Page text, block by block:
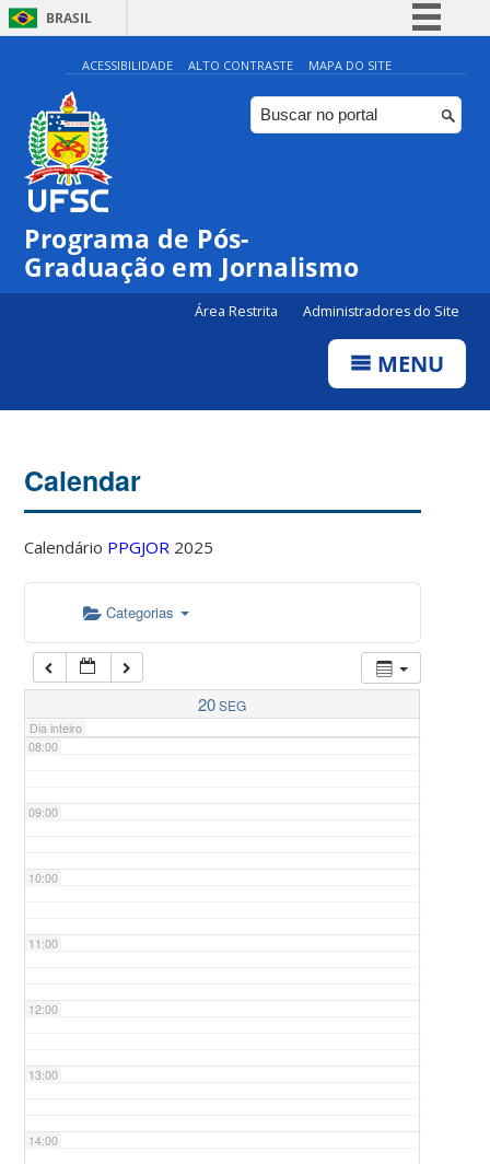
BRASIL
Simplifique!
Comunica BR
Participe
ACESSIBILIDADE ALTO CONTRASTE MAPA DO SITE
Programa de Pós-
Graduação em Jornalismo
Área Restrita Administradores do Site
MENU
Calendar
Calendário PPGJOR 2025
Categorias
20SEG
Dia inteiro
04:00
05:00
07:00
08:00
09:00
10:00
11:00
12:00
13:00
14:00